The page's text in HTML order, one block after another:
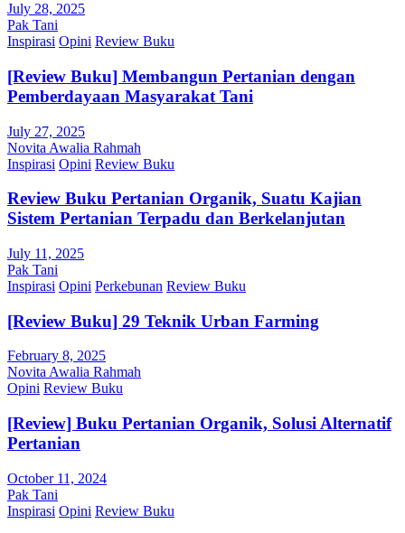
July 28, 2025
Pak Tani
Inspirasi Opini Review Buku
[Review Buku] Membangun Pertanian dengan
Pemberdayaan Masyarakat Tani
July 27, 2025
Novita Awalia Rahmah
Inspirasi Opini Review Buku
Review Buku Pertanian Organik, Suatu Kajian
Sistem Pertanian Terpadu dan Berkelanjutan
July 11, 2025
Pak Tani
Inspirasi Opini Perkebunan Review Buku
[Review Buku] 29 Teknik Urban Farming
February 8, 2025
Novita Awalia Rahmah
Opini Review Buku
[Review] Buku Pertanian Organik, Solusi Alternatif
Pertanian
October 11, 2024
Pak Tani
Inspirasi Opini Review Buku